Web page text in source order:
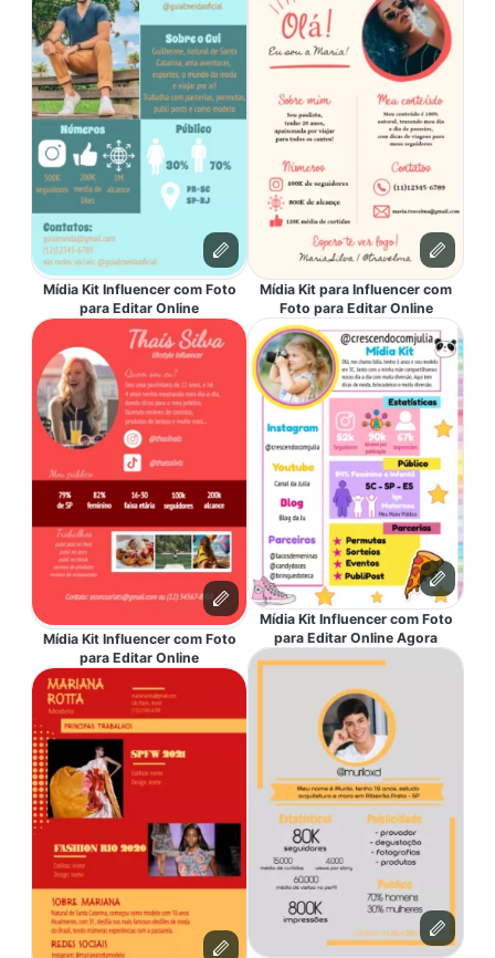
Mídia Kit Influencer com Foto
para Editar Online
Mídia Kit Influencer com Foto
para Editar Online
Mídia Kit para Influencer com
Foto para Editar Online
Mídia Kit Influencer com Foto
para Editar Online Agora